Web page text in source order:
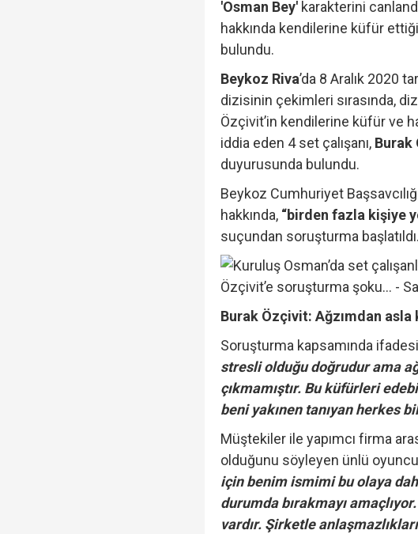
'Osman Bey' karakterini
hakkında kendilerine küfür
bulundu.
Beykoz Riva’da 8 Aralık 2020
dizisinin çekimleri sırasında,
Özçivit’in kendilerine küfür ve
iddia eden 4 set çalışanı, Burak
duyurusunda bulundu.
Beykoz Cumhuriyet
hakkında, “birden fazla kişiye
suçundan soruşturma başlatıldı.
Burak Özçivit: Ağzımdan asla
Soruşturma kapsamında
stresli olduğu doğrudur ama
çıkmamıştır. Bu küfürleri
beni yakınen tanıyan herkes
Müştekiler ile yapımcı firma
olduğunu söyleyen ünlü
için benim ismimi bu olaya
durumda bırakmayı
vardır. Şirketle